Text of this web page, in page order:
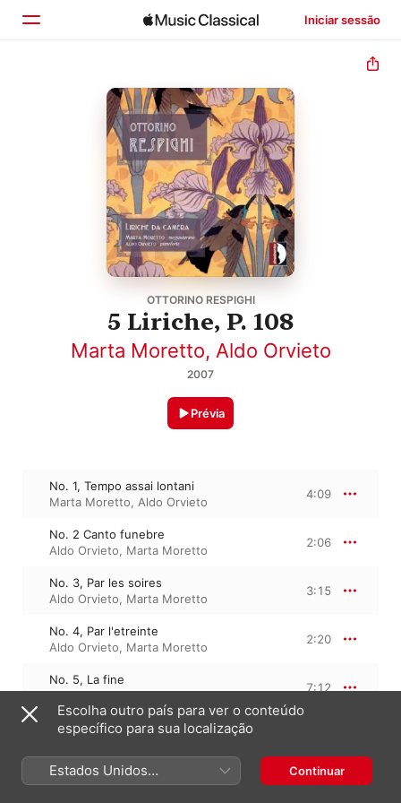
Iniciar sessão
Explorar
OTTORINO RESPIGHI
5 Liriche, P. 108
Marta Moretto, Aldo Orvieto
2007
Prévia
No. 1, Tempo assai lontani
Marta Moretto, Aldo Orvieto
4:09
No. 2 Canto funebre
Aldo Orvieto, Marta Moretto
2:06
No. 3, Par les soires
Aldo Orvieto, Marta Moretto
3:15
No. 4, Par l'etreinte
Aldo Orvieto, Marta Moretto
2:20
No. 5, La fine
Aldo Orvieto,Marta Moretto
7:12
30 de maio de 2007
5 faixas, 19 minutos
℗ 2007 Stradivarius
Escolha outro país para ver o conteúdo
específico para sua localização
Estados Unidos
(Português Brasil)
Continuar